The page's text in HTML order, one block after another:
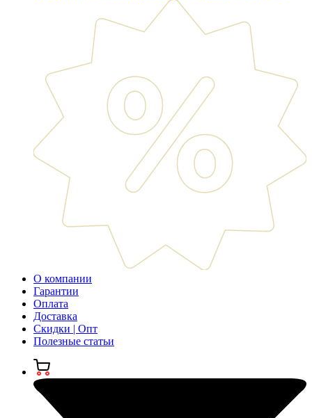
О компании
Гарантии
Оплата
Доставка
Скидки | Опт
Полезные статьи